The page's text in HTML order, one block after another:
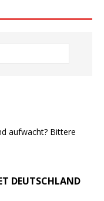
aufwacht? Bittere
DEUTSCHLAND